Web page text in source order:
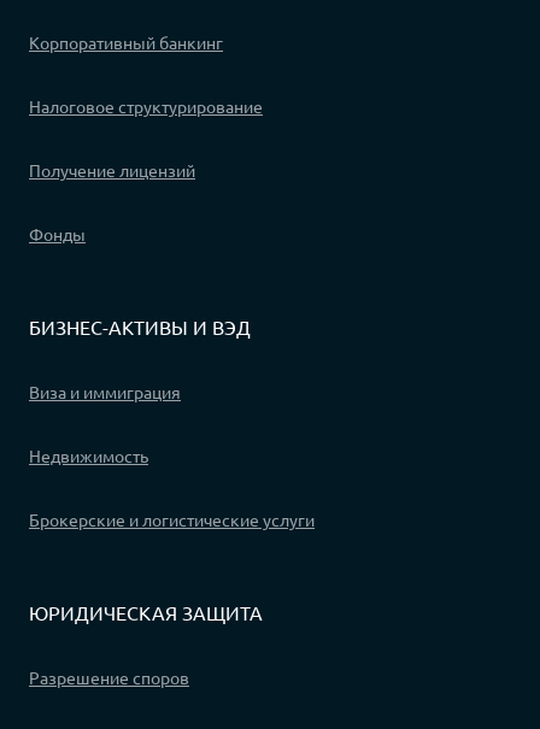
Корпоративный банкинг
Налоговое структурирование
Получение лицензий
Фонды
БИЗНЕС-АКТИВЫ И ВЭД
Виза и иммиграция
Недвижимость
Брокерские и логистические услуги
ЮРИДИЧЕСКАЯ ЗАЩИТА
Разрешение споров